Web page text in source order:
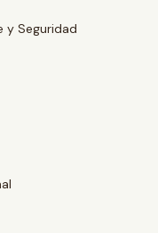
y Seguridad